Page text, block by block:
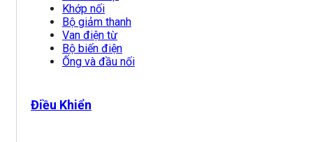
Khớp nối
Bộ giảm thanh
Van điện từ
Bộ biến điện
Ống và đầu nối
Điều Khiển